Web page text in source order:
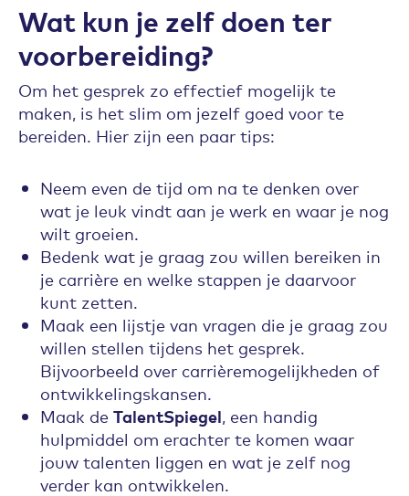
Wat kun je zelf doen ter
voorbereiding?
Om het gesprek zo effectief mogelijk te
maken, is het slim om jezelf goed voor te
bereiden. Hier zijn een paar tips:
Neem even de tijd om na te denken over
wat je leuk vindt aan je werk en waar je nog
wilt groeien.
Bedenk wat je graag zou willen bereiken in
je carrière en welke stappen je daarvoor
kunt zetten.
Maak een lijstje van vragen die je graag zou
willen stellen tijdens het gesprek.
Bijvoorbeeld over carrièremogelijkheden of
ontwikkelingskansen.
Maak de TalentSpiegel, een handig
hulpmiddel om erachter te komen waar
jouw talenten liggen en wat je zelf nog
verder kan ontwikkelen.